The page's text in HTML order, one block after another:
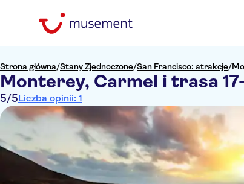
Strona główna/Stany Zjednoczone/San Francisco: atrakcje/
Monterey, Carmel i trasa
5/5Liczba opinii: 1